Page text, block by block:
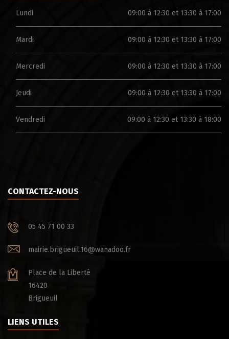
Lundi 09:00 à 12:30 et 13:30 à 17:00
Mardi 09:00 à 12:30 et 13:30 à 17:00
Mercredi 09:00 à 12:30 et 13:30 à 17:00
Jeudi 09:00 à 12:30 et 13:30 à 17:00
Vendredi 09:00 à 12:30 et 13:30 à 18:00
CONTACTEZ-NOUS
05 45 71 00 33
mairie.brigueuil.16@wanadoo.fr
Place de la Liberté
16420
Brigueuil
LIENS UTILES